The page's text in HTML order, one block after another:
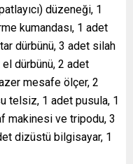
düzeneği, 1
kumandası, 1 adet
dürbünü, 3 adet silah
dürbünü, 2 adet
mesafe ölçer, 2
telsiz, 1 adet pusula, 1
makinesi ve tripodu, 3
dizüstü bilgisayar, 1